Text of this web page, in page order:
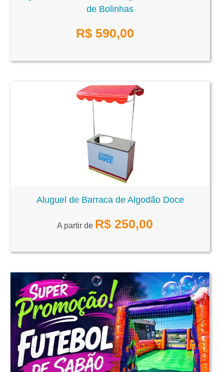
de Bolinhas
R$ 590,00
Aluguel de Barraca de Algodão Doce
A partir de R$ 250,00